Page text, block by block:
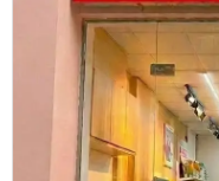
sinh mèo
máy dọn vệ
kinh tế, đặc biệt là
phí. Tuy nhiên, việc
được cân nhắc kỹ